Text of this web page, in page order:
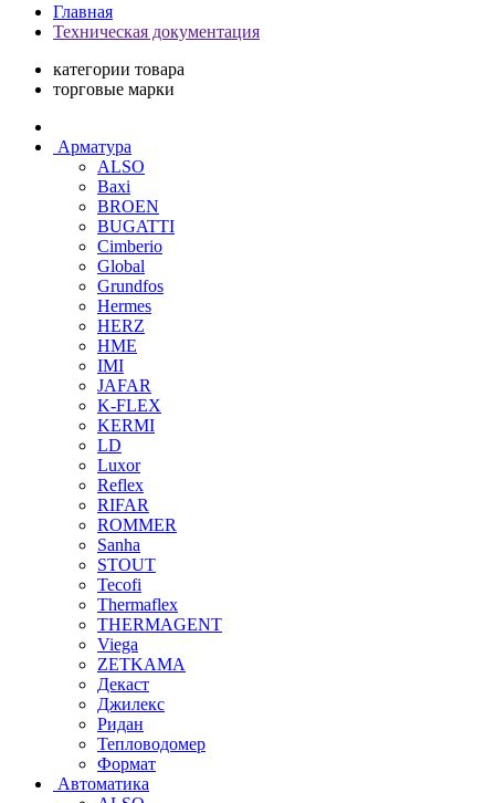
Главная
Техническая документация
категории товара
торговые марки
Арматура
ALSO
Baxi
BROEN
BUGATTI
Cimberio
Global
Grundfos
Hermes
HERZ
HME
IMI
JAFAR
K-FLEX
KERMI
LD
Luxor
Reflex
RIFAR
ROMMER
Sanha
STOUT
Tecofi
Thermaflex
THERMAGENT
Viega
ZETKAMA
Декаст
Джилекс
Ридан
Тепловодомер
Формат
Автоматика